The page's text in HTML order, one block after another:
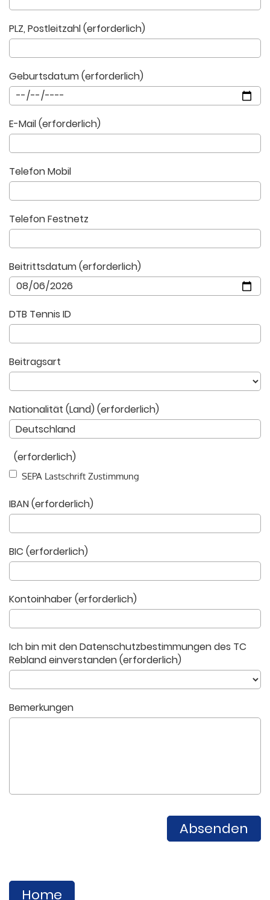
PLZ, Postleitzahl (erforderlich)
Geburtsdatum (erforderlich)
E-Mail (erforderlich)
Telefon Mobil
Telefon Festnetz
Beitrittsdatum (erforderlich)
DTB Tennis ID
Beitragsart
Nationalität (Land) (erforderlich)
(erforderlich)
SEPA Lastschrift Zustimmung
IBAN (erforderlich)
BIC (erforderlich)
Kontoinhaber (erforderlich)
Ich bin mit den Datenschutzbestimmungen des TC
Rebland einverstanden (erforderlich)
Bemerkungen
Home